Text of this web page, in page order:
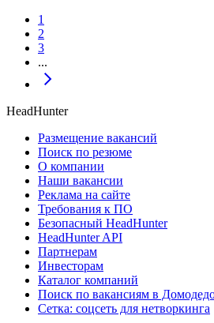
1
2
3
...
HeadHunter
Размещение вакансий
Поиск по резюме
О компании
Наши вакансии
Реклама на сайте
Требования к ПО
Безопасный HeadHunter
HeadHunter API
Партнерам
Инвесторам
Каталог компаний
Поиск по вакансиям в
Сетка: соцсеть для нетворкинга